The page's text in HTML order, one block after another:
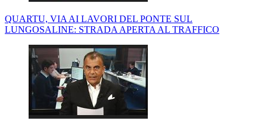
QUARTU, VIA AI LAVORI DEL PONTE SUL
LUNGOSALINE: STRADA APERTA AL TRAFFICO